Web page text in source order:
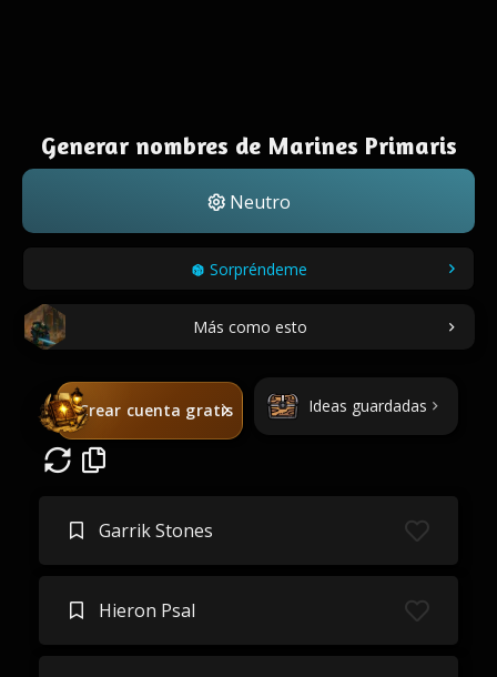
Generar nombres de Marines Primaris
Neutro
Sorpréndeme
Más como esto
Crear cuenta gratis Ideas guardadas
Garrik Stones
Hieron Psal